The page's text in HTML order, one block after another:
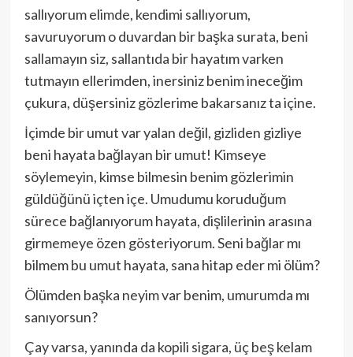
sallıyorum elimde, kendimi sallıyorum,
savuruyorum o duvardan bir başka surata, beni
sallamayın siz, sallantıda bir hayatım varken
tutmayın ellerimden, inersiniz benim ineceğim
çukura, düşersiniz gözlerime bakarsanız ta içine.
İçimde bir umut var yalan değil, gizliden gizliye
beni hayata bağlayan bir umut! Kimseye
söylemeyin, kimse bilmesin benim gözlerimin
güldüğünü içten içe. Umudumu koruduğum
sürece bağlanıyorum hayata, dişlilerinin arasına
girmemeye özen gösteriyorum. Seni bağlar mı
bilmem bu umut hayata, sana hitap eder mi ölüm?
Ölümden başka neyim var benim, umurumda mı
sanıyorsun?
Çay varsa, yanında da kopili sigara, üç beş kelam